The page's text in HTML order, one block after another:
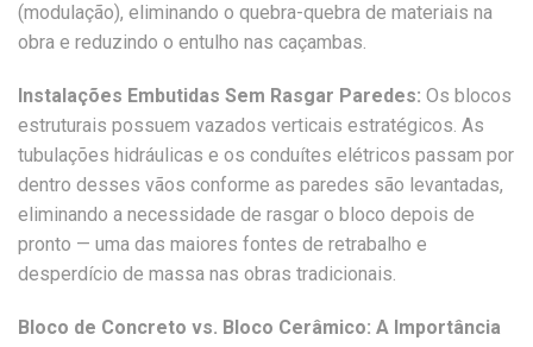
(modulação), eliminando o quebra-quebra de materiais na
obra e reduzindo o entulho nas caçambas.
Instalações Embutidas Sem Rasgar Paredes: Os blocos
estruturais possuem vazados verticais estratégicos. As
tubulações hidráulicas e os conduítes elétricos passam por
dentro desses vãos conforme as paredes são levantadas,
eliminando a necessidade de rasgar o bloco depois de
pronto — uma das maiores fontes de retrabalho e
desperdício de massa nas obras tradicionais.
Bloco de Concreto vs. Bloco Cerâmico: A Importância